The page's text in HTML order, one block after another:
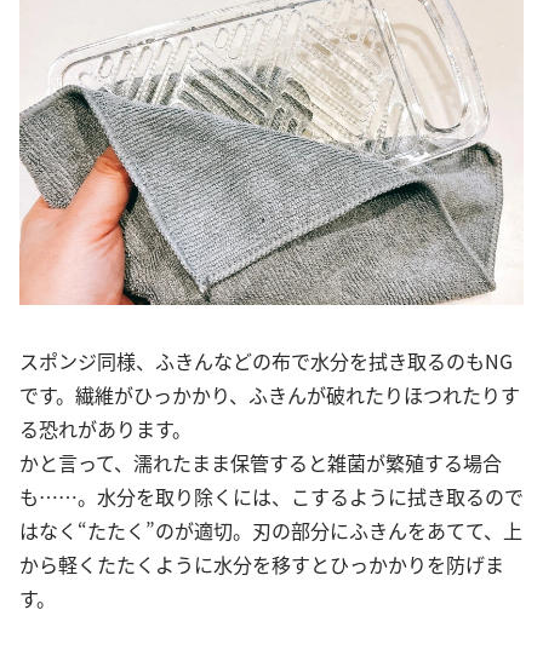
スポンジ同様、ふきんなどの布で水分を拭き取るのもNG
です。繊維がひっかかり、ふきんが破れたりほつれたりす
る恐れがあります。
かと言って、濡れたまま保管すると雑菌が繁殖する場合
も……。水分を取り除くには、こするように拭き取るので
はなく“たたく”のが適切。刃の部分にふきんをあてて、上
から軽くたたくように水分を移すとひっかかりを防げま
す。